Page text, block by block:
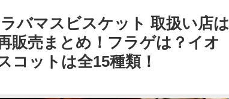
バマスビスケット 取扱い店は
販売まとめ！フラゲは？イオ
コットは全15種類！